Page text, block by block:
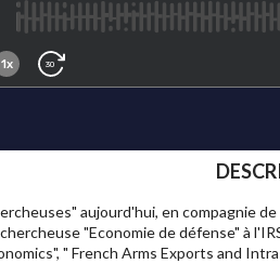
aujourd'hui, en compagnie
"Economie de défense" à
" French Arms Exports and